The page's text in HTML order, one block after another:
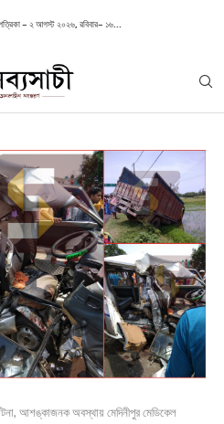
– ২ আগস্ট ২০২৬, রবিবার– ১৬...
আশঙ্কাজনক অবস্থায় মেদিনীপুর মেডিকেল